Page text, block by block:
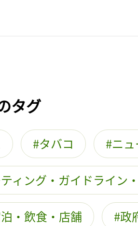
タグ
タバコ ニ
ィング・ガイドライン
・飲食・店舗 政